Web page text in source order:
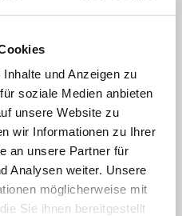
und Anzeigen zu
soziale Medien anbieten
unsere Website zu
wir Informationen zu Ihrer
an unsere Partner für
Analysen weiter. Unsere
möglicherweise mit
Sie ihnen bereitgestellt
gerne das Aufmaß vor Ort und
Möglichkeiten.
passgenau an und
zu Hause. So können Sie sich auf
perfektes Ergebnis verlassen.